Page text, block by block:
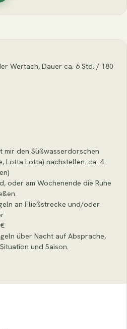
Wertach, Dauer ca. 6 Std. / 180
mir den Süßwasserdorschen
Lotta Lotta) nachstellen. ca. 4
oder am Wochenende die Ruhe
an Fließstrecke und/oder
über Nacht auf Absprache,
und Saison.